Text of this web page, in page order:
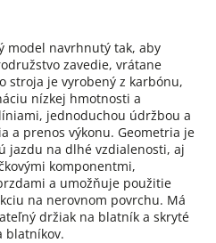
model navrhnutý tak, aby
zavedie, vrátane
stroja je vyrobený z karbónu,
nízkej hmotnosti a
jednoduchou údržbou a
a prenos výkonu. Geometria je
jazdu na dlhé vzdialenosti, aj
komponentmi,
a umožňuje použitie
na nerovnom povrchu. Má
držiak na blatník a skryté
blatníkov.